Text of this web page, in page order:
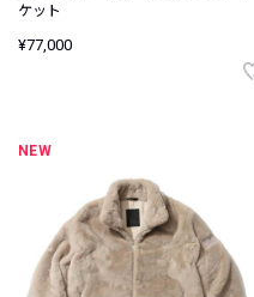
ケット
¥77,000
NEW